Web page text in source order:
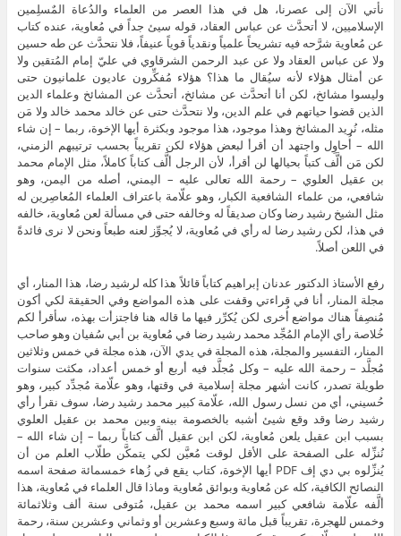
نأتي الآن إلى عصرنا، هل في هذا العصر من العلماء والدُعاة المٌسلِمين
الإسلاميين، لا أتحدَّث عن عباس العقاد، قوله سيئ جداً في مُعاوية، عنده كتاب
عن مُعاوية شرَّحه فيه تشريحاً علمياً ونقدياً قوياً عنيفاً، فلا نتحدَّث عن طه حسين
ولا عن عباس العقاد ولا عن عبد الرحمن الشرقاوي في عليّ إمام المُتقين ولا
عن أمثال هؤلاء لأنه سيُقال ما هذا؟ هؤلاء مُفكِّرون عاديون علمانيون حتى
وليسوا مشائخ، لكن أنا أتحدَّث عن مشائخ، أتحدَّث عن المشائخ وعلماء الدين
الذين قضوا حياتهم في علم الدين، ولا نتحدَّث حتى عن خالد محمد خالد ولا مَن
مثله، نُريد المشائخ وهذا موجود، هذا موجود وبكثرة أيها الإخوة، ربما – إن شاء
الله – أُحاوِل واجتهد أن أقرأ لبعض هؤلاء لكن تقريباً بحسب ترتيبهم الزمني،
لكن مَن ألَّف كتباً بحيالها لن أقرأ، لأن الرجل ألَّف كتاباً كاملاً، مثل الإمام محمد
بن عقيل العلوي – رحمة الله تعالى عليه – اليمني، أصله من اليمن، وهو
شافعي، من علماء الشافعية الكبار، وهو علّامة باعتراف العلماء المُعاصِرين له
مثل الشيخ رشيد رضا وكان صديقاً له وخالفه حتى في مسألة لعن مُعاوية، خالفه
في هذا، لكن رشيد رضا له رأي في مُعاوية، لا يُجوِّز لعنه طبعاً ونحن لا نرى فائدةً
في اللعن أصلاً.
رفع الأستاذ الدكتور عدنان إبراهيم كتاباً قائلاً هذا كله لرشيد رضا، هذا المنار، أي
مجلة المنار، أنا في قراءتي وقفت على هذه المواضع وفي الحقيقة لكي أكون
مُنصِفاً هناك مواضع أُخرى لكن يُكرِّر فيها ما قاله هنا فاجتزأت بهذه، سأقرأ لكم
خُلاصة رأي الإمام المُجِّد محمد رشيد رضا في مُعاوية بن أبي سُفيان وهو صاحب
المنار، التفسير والمجلة، هذه المجلة في يدي الآن، هذه مجلة في خمس وثلاثين
مُجلَّد – رحمة الله عليه – وكل مُجلَّد فيه أربع أو خمس أعداد، مكثت سنوات
طويلة تصدر، كانت أشهر مجلة إسلامية في وقتها، وهو علّامة مُجدِّد كبير، وهو
حُسيني، أي من نسل رسول الله، علّامة كبير محمد رشيد رضا، سوف نقرأ رأي
رشيد رضا وقد وقع شيئ أشبه بالخصومة بينه وبين محمد بن عقيل العلوي
بسبب ابن عقيل يلعن مُعاوية، لكن ابن عقيل ألَّف كتاباً ربما – إن شاء الله –
نُنزِّله على الصفحة على الأقل لوقت مُعيَّن لكي يتمكَّن طلّاب العلم من أن
يُنزِّلوه بي دي إف PDF أيها الإخوة، كتاب يقع في زُهاء خمسمائة صفحة اسمه
النصائح الكافية، كله عن مُعاوية وبوائق مُعاوية وماذا قال العلماء في مُعاوية، هذا
ألَّفه علّامة شافعي كبير اسمه محمد بن عقيل، مُتوفى سنة ألف وثلاثمائة
وخمس للهجرة، تقريباً قبل مائة وسبع وعشرين أو وثماني وعشرين سنة، رحمة